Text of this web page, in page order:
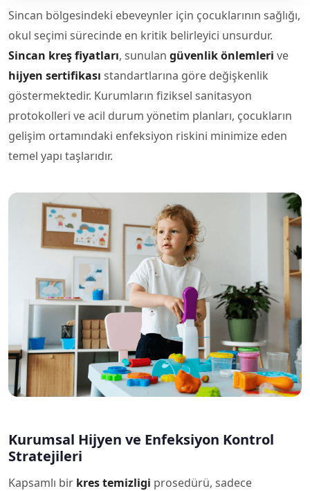
Sincan bölgesindeki ebeveynler için çocuklarının sağlığı,
okul seçimi sürecinde en kritik belirleyici unsurdur.
Sincan kreş fiyatları, sunulan güvenlik önlemleri ve
hijyen sertifikası standartlarına göre değişkenlik
göstermektedir. Kurumların fiziksel sanitasyon
protokolleri ve acil durum yönetim planları, çocukların
gelişim ortamındaki enfeksiyon riskini minimize eden
temel yapı taşlarıdır.
Kurumsal Hijyen ve Enfeksiyon Kontrol
Stratejileri
Kapsamlı bir kres temizligi prosedürü, sadece